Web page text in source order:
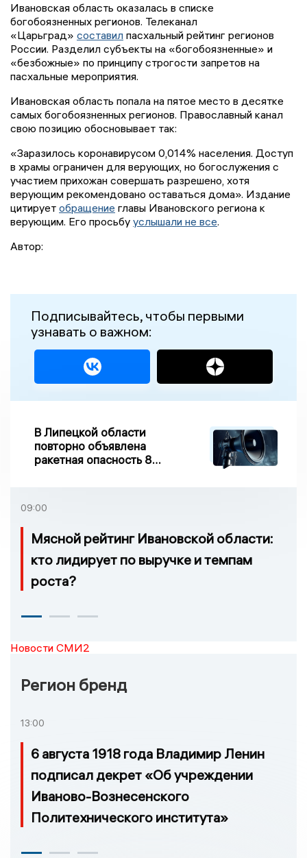
Ивановская область оказалась в списке
богобоязненных регионов. Телеканал
«Царьград» составил пасхальный рейтинг регионов
России. Разделил субъекты на «богобоязненные» и
«безбожные» по принципу строгости запретов на
пасхальные мероприятия.
Ивановская область попала на пятое место в десятке
самых богобоязненных регионов. Православный канал
свою позицию обосновывает так:
«Заразилось коронавирусом 0,014% населения. Доступ
в храмы ограничен для верующих, но богослужения с
участием прихожан совершать разрешено, хотя
верующим рекомендовано оставаться дома». Издание
цитирует обращение главы Ивановского региона к
верующим. Его просьбу услышали не все.
Автор:
Подписывайтесь, чтобы первыми
узнавать о важном:
В Липецкой области
повторно объявлена
ракетная опасность 8
09:00
Мясной рейтинг Ивановской области:
кто лидирует по выручке и темпам
роста?
Новости СМИ2
Регион бренд
13:00
6 августа 1918 года Владимир Ленин
подписал декрет «Об учреждении
Иваново-Вознесенского
Политехнического института»